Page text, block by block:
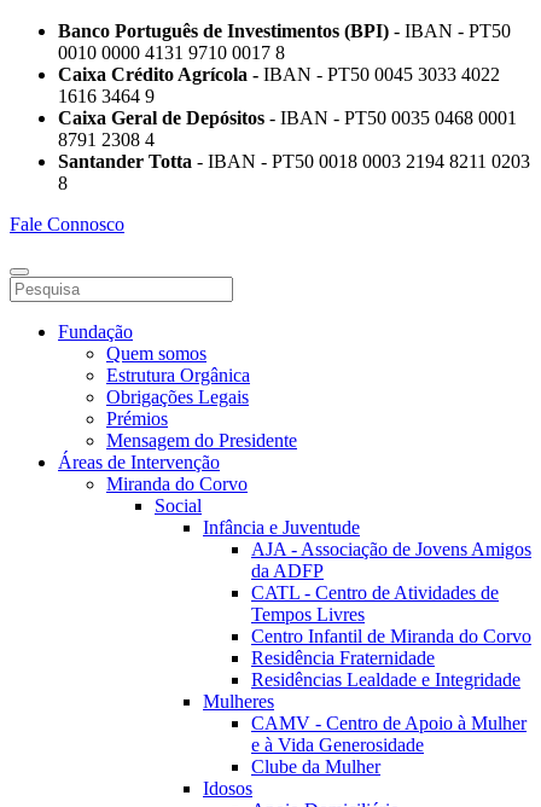
Banco Português de Investimentos (BPI) - IBAN - PT50
0010 0000 4131 9710 0017 8
Caixa Crédito Agrícola - IBAN - PT50 0045 3033 4022
1616 3464 9
Caixa Geral de Depósitos - IBAN - PT50 0035 0468 0001
8791 2308 4
Santander Totta - IBAN - PT50 0018 0003 2194 8211 0203
8
Fale Connosco
Fundação
Quem somos
Estrutura Orgânica
Obrigações Legais
Prémios
Mensagem do Presidente
Áreas de Intervenção
Miranda do Corvo
Social
Infância e Juventude
AJA - Associação de Jovens Amigos
da ADFP
CATL - Centro de Atividades de
Tempos Livres
Centro Infantil de Miranda do Corvo
Residência Fraternidade
Residências Lealdade e Integridade
Mulheres
CAMV - Centro de Apoio à Mulher
e à Vida Generosidade
Clube da Mulher
Idosos